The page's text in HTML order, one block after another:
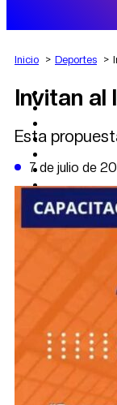
AGRO
POLÍTICA
DATA
DE LA
Inicio Deportes
Invitan al
Esta
7 de julio de